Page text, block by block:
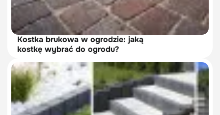
Kostka brukowa w ogrodzie: jaką
kostkę wybrać do ogrodu?